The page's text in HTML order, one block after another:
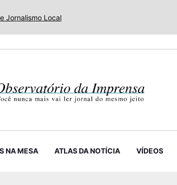
Jornalismo Local
NA MESA ATLAS DA NOTÍCIA VÍDEOS